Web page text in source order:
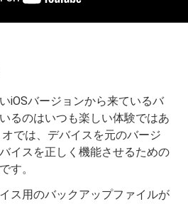
iOSバージョンから来ているバ
るのはいつも楽しい体験ではあ
では、デバイスを元のバージ
イスを正しく機能させるための
す。
ス用のバックアップファイルが